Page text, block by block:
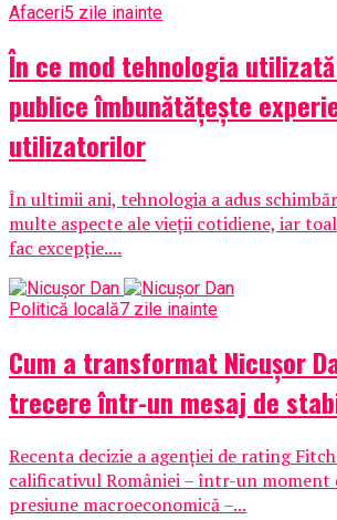
Afaceri5 zile inainte
În ce mod tehnologia
publice îmbunătățește
utilizatorilor
În ultimii ani, tehnologia a adus
multe aspecte ale vieții cotidiene, iar
fac excepție....
Politică locală7 zile inainte
Cum a transformat Nicușor
trecere într-un mesaj de
Recenta decizie a agenției de rating
calificativul României – într-un moment
presiune macroeconomică –...